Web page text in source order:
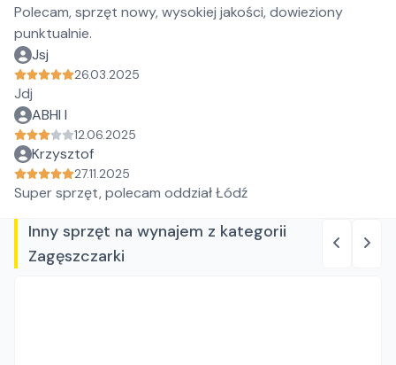
Polecam, sprzęt nowy, wysokiej jakości, dowieziony
punktualnie.
Jsj
26.03.2025
Jdj
ABHI I
12.06.2025
Krzysztof
27.11.2025
Super sprzęt, polecam oddział Łódź
Inny sprzęt na wynajem z kategorii
Zagęszczarki